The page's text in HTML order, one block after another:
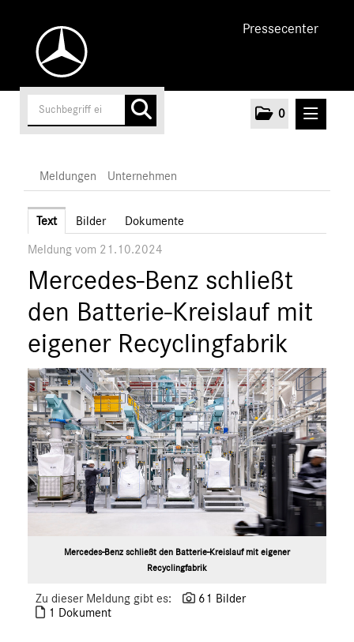
Pressecenter
0
Unternehmen
Marken & Produkte
MEDIA
ÜBER UNS
ANSPRECHPARTNER
Meldungen Unternehmen
Text Bilder Dokumente
Meldung vom 21.10.2024
Mercedes-Benz schließt
den Batterie-Kreislauf mit
eigener Recyclingfabrik
Mercedes-Benz schließt den Batterie-Kreislauf mit eigener
Recyclingfabrik
Zu dieser Meldung gibt es:
61 Bilder
1 Dokument